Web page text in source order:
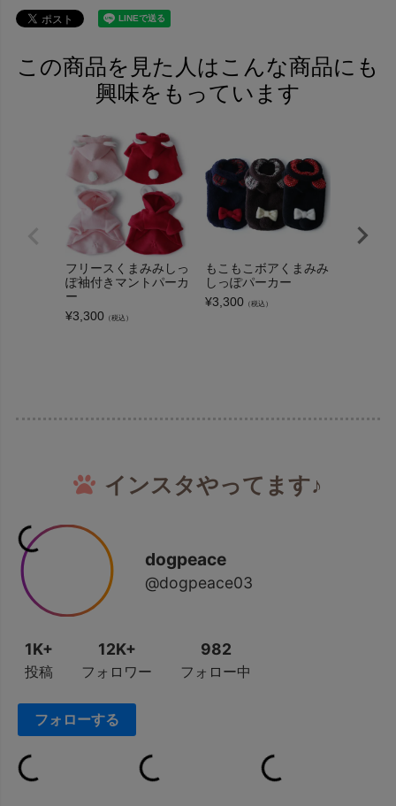
この商品を見た人はこんな商品にも
興味をもっています
フリースくまみみしっ
ぽ袖付きマントパーカ
ー
¥3,300 （税込）
もこもこボアくまみみ
しっぽパーカー
¥3,300 （税込）
インスタやってます♪